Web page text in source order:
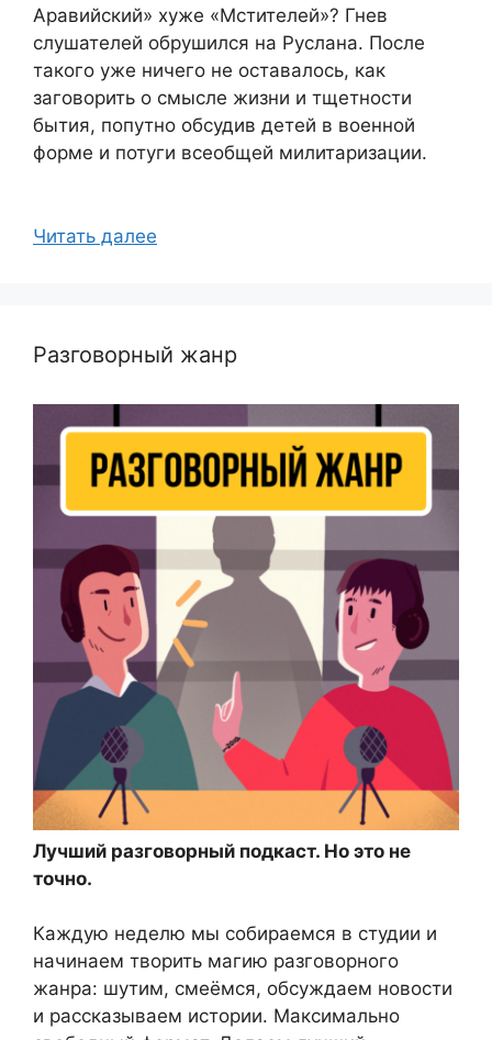
Аравийский» хуже «Мстителей»? Гнев
слушателей обрушился на Руслана. После
такого уже ничего не оставалось, как
заговорить о смысле жизни и тщетности
бытия, попутно обсудив детей в военной
форме и потуги всеобщей милитаризации.
Читать далее
Разговорный жанр
Лучший разговорный подкаст. Но это не
точно.
Каждую неделю мы собираемся в студии и
начинаем творить магию разговорного
жанра: шутим, смеёмся, обсуждаем новости
и рассказываем истории. Максимально